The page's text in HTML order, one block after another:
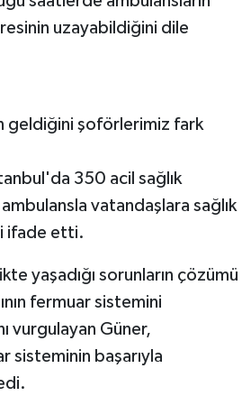
uzayabildiğini dile
geldiğini şoförlerimiz fark
350 acil sağlık
vatandaşlara sağlık
ifade etti.
yaşadığı sorunların çözümü
fermuar sistemini
vurgulayan Güner,
sisteminin başarıyla